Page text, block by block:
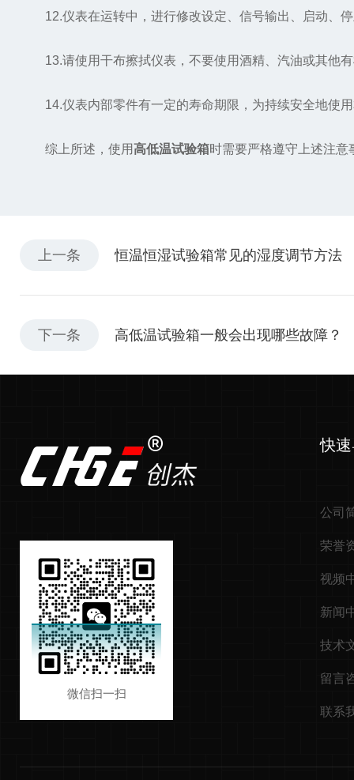
12.仪表在运转中，进行修改设定、信号输出、启动、停
13.请使用干布擦拭仪表，不要使用酒精、汽油或其他有
14.仪表内部零件有一定的寿命期限，为持续安全地使用
综上所述，使用高低温试验箱时需要严格遵守上述注
上一条 恒温恒湿试验箱常见的湿度调节方法
下一条 高低温试验箱一般会出现哪些故障？
微信扫一扫
快
公司
荣誉
视频
新闻
技术
留言
联系